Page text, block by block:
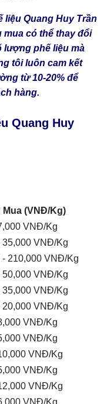
liệu Quang Huy Trần
mua có thể thay đổi
lượng phế liệu mà
tôi luôn cam kết
từ 10-20% để
hàng.
Quang Huy
Mua (VNĐ/Kg)
VNĐ/Kg
35,000 VNĐ/Kg
- 210,000 VNĐ/Kg
50,000 VNĐ/Kg
35,000 VNĐ/Kg
20,000 VNĐ/Kg
VNĐ/Kg
VNĐ/Kg
VNĐ/Kg
VNĐ/Kg
VNĐ/Kg